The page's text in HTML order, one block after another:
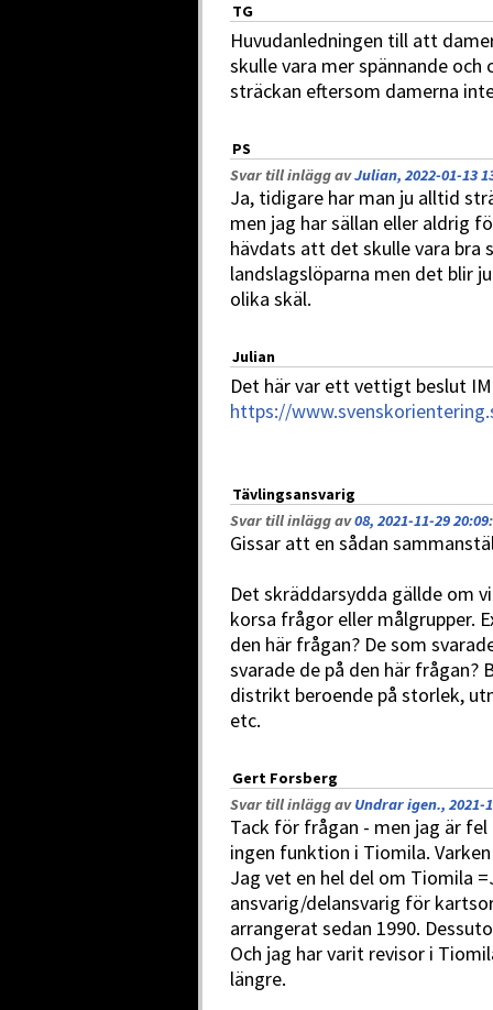
TG
Huvudanledningen till att
skulle vara mer spännande
sträckan eftersom damerna
PS
Svar till inlägg avJulian, 2022-01-13
Ja, tidigare har man ju alltid
men jag har sällan eller aldrig
hävdats att det skulle vara bra
landslagslöparna men det blir
olika skäl.
Julian
Det här var ett vettigt beslut
https://
Tävlingsansvarig
Svar till inlägg av08, 2021-11-29 20:09:
Gissar att en sådan
Det skräddarsydda gällde om
korsa frågor eller målgrupper.
den här frågan? De som
svarade de på den här frågan?
distrikt beroende på storlek,
etc.
Gert Forsberg
Svar till inlägg avUndrar igen., 2021-
Tack för frågan - men jag är
ingen funktion i Tiomila.
Jag vet en hel del om Tiomila
ansvarig/delansvarig för
arrangerat sedan 1990.
Och jag har varit revisor i
längre.